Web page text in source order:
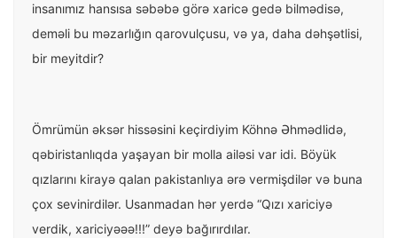
insanımız hansısa səbəbə görə xaricə gedə bilmədisə,
deməli bu məzarlığın qarovulçusu, və ya, daha dəhşətlisi,
bir meyitdir?
Ömrümün əksər hissəsini keçirdiyim Köhnə Əhmədlidə,
qəbiristanlıqda yaşayan bir molla ailəsi var idi. Böyük
qızlarını kirayə qalan pakistanlıya ərə vermişdilər və buna
çox sevinirdilər. Usanmadan hər yerdə “Qızı xariciyə
verdik, xariciyəəə!!!” deyə bağırırdılar.